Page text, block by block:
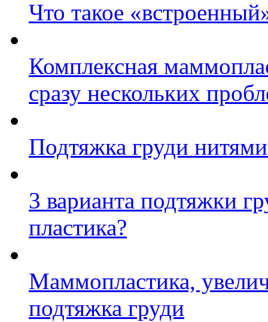
Что такое
Комплексная
сразу нескольких
Подтяжка груди
3 варианта подтяжки
пластика?
Маммопластика,
подтяжка груди